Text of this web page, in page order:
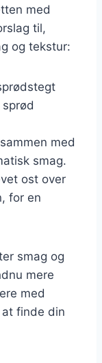
med
til,
og tekstur:
med
smag.
ost over
for en
smag og
mere
med
finde din